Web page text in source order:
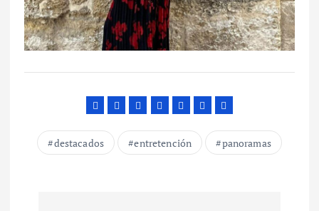
destacados entretención panoramas